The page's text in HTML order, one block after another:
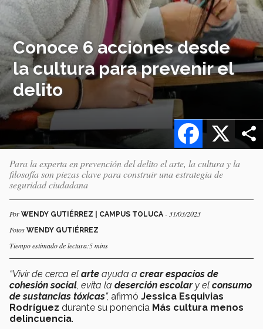
Conoce 6 acciones desde
la cultura para prevenir el
delito
X
Facebook
Para la experta en prevención del delito el arte, la cultura y la
filosofía son piezas clave para construir una estrategia de
seguridad ciudadana
Por WENDY GUTIÉRREZ | CAMPUS TOLUCA - 31/03/2023
Fotos WENDY GUTIÉRREZ
Tiempo estimado de lectura:5 mins
“Vivir de cerca el arte ayuda a crear espacios de
cohesión social , evita la deserción escolary el consumo
de sustancias tóxicas”, afirmó Jessica Esquivias
Rodríguez durante su ponencia Más cultura menos
delincuencia.